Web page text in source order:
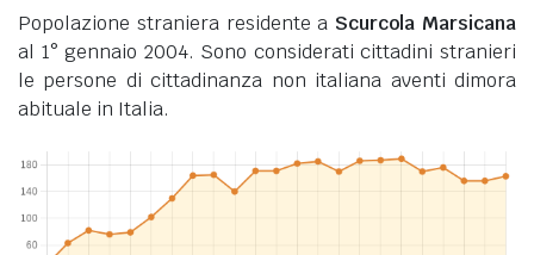
Popolazione straniera residente a Scurcola Marsicana
al 1° gennaio 2004. Sono considerati cittadini stranieri
le persone di cittadinanza non italiana aventi dimora
abituale in Italia.